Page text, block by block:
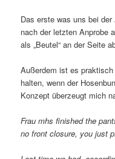
Das erste was uns bei
nach der letzten Anprobe
als „Beutel“ an der Seite
Außerdem ist es
halten, wenn der
Konzept überzeugt mich
Frau mhs finished the
no front closure, you just